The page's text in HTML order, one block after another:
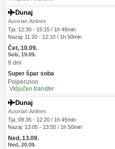
Dunaj
Austrian Airlines
Tja: 12:30 - 15:15 / 1h 45min
Nazaj: 11:20 - 12:10 / 1h 50min
Čet, 10.09.
Sob, 19.09.
9 dni
Super špar soba
Polpenzion
Vključen transfer
Dunaj
Austrian Airlines
Tja: 09:35 - 12:20 / 1h 45min
Nazaj: 13:05 - 13:55 / 1h 50min
Ned, 13.09.
Ned, 20.09.